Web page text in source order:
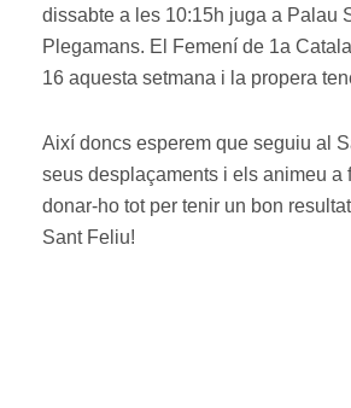
dissabte a les 10:15h juga a Palau
Plegamans. El Femení de 1a
16 aquesta setmana i la propera
Així doncs esperem que seguiu al
seus desplaçaments i els animeu a
donar-ho tot per tenir un bon
Sant Feliu!